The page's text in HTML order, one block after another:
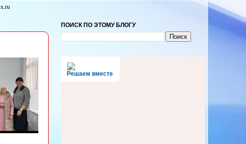
ПОИСК ПО ЭТОМУ БЛОГУ
Решаем вместе